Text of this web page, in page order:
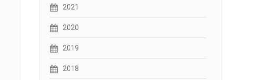
2021
2020
2019
2018